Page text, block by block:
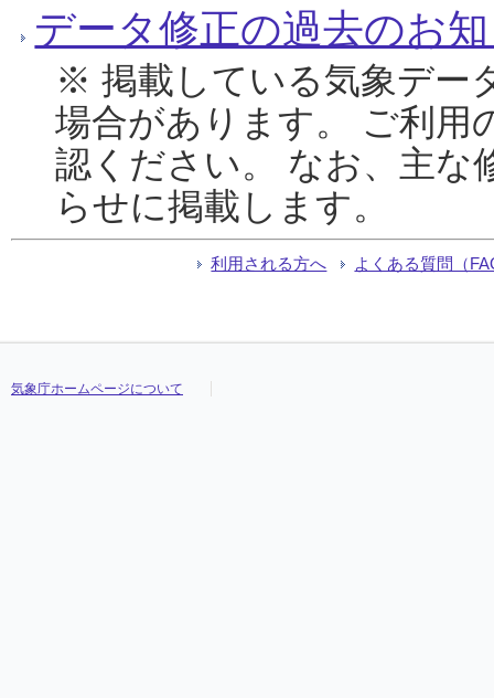
データ修正の過去のお
※ 掲載している気象デー
場合があります。 ご利用
認ください。 なお、主な
らせに掲載します。
利用される方へ よくある質問（
気象庁ホームページについて